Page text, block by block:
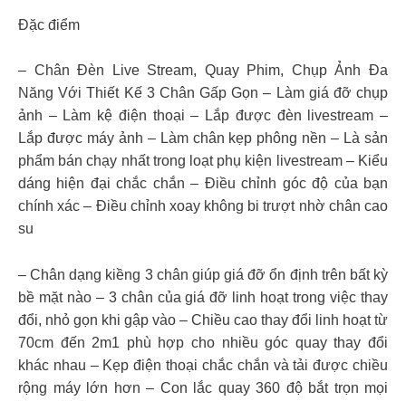
Đặc điểm
– Chân Đèn Live Stream, Quay Phim, Chụp Ảnh Đa
Năng Với Thiết Kế 3 Chân Gấp Gọn – Làm giá đỡ chụp
ảnh – Làm kệ điện thoại – Lắp được đèn livestream –
Lắp được máy ảnh – Làm chân kẹp phông nền – Là sản
phẩm bán chạy nhất trong loạt phụ kiện livestream – Kiểu
dáng hiện đại chắc chắn – Điều chỉnh góc độ của bạn
chính xác – Điều chỉnh xoay không bi trượt nhờ chân cao
su
– Chân dạng kiềng 3 chân giúp giá đỡ ổn định trên bất kỳ
bề mặt nào – 3 chân của giá đỡ linh hoạt trong việc thay
đổi, nhỏ gọn khi gập vào – Chiều cao thay đổi linh hoạt từ
70cm đến 2m1 phù hợp cho nhiều góc quay thay đổi
khác nhau – Kẹp điện thoại chắc chắn và tải được chiều
rộng máy lớn hơn – Con lắc quay 360 độ bắt trọn mọi